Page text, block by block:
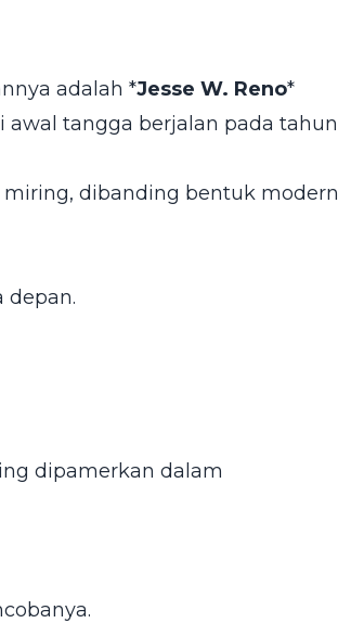
adalah *Jesse W. Reno*
awal tangga berjalan pada tahun
dibanding bentuk modern
depan.
dipamerkan dalam